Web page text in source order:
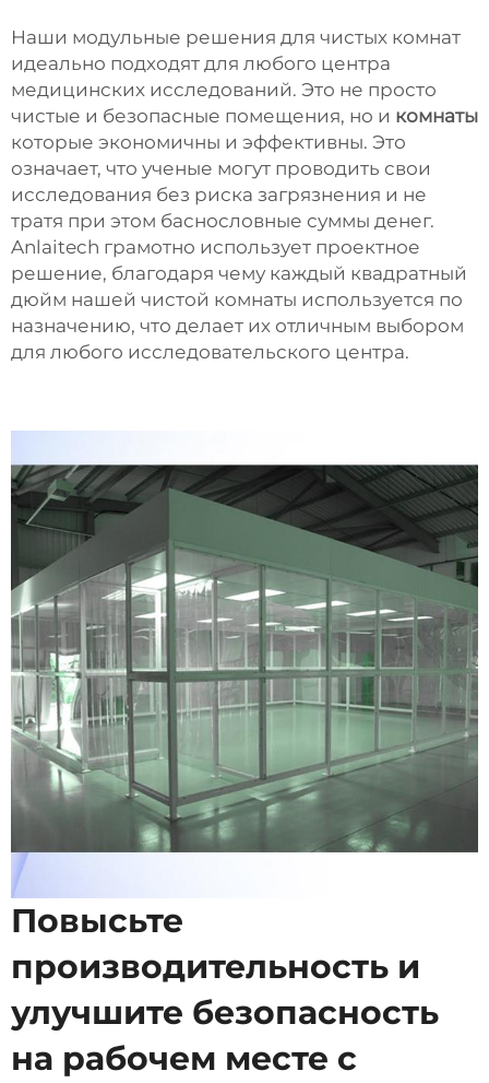
Наши модульные решения для чистых комнат
идеально подходят для любого центра
медицинских исследований. Это не просто
чистые и безопасные помещения, но и комнаты
которые экономичны и эффективны. Это
означает, что ученые могут проводить свои
исследования без риска загрязнения и не
тратя при этом баснословные суммы денег.
Anlaitech грамотно использует проектное
решение, благодаря чему каждый квадратный
дюйм нашей чистой комнаты используется по
назначению, что делает их отличным выбором
для любого исследовательского центра.
Повысьте
производительность и
улучшите безопасность
на рабочем месте с